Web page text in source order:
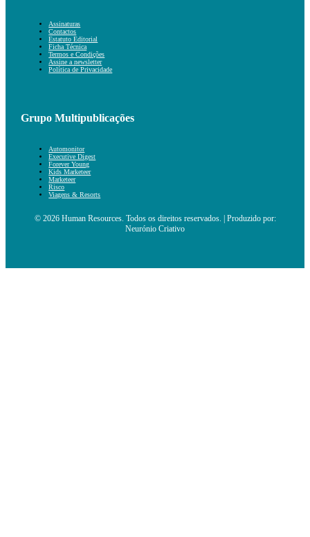
Assinaturas
Contactos
Estatuto Editorial
Ficha Técnica
Termos e Condições
Assine a newsletter
Política de Privacidade
Grupo Multipublicações
Automonitor
Executive Digest
Forever Young
Kids Marketeer
Marketeer
Risco
Viagens & Resorts
© 2026 Human Resources. Todos os direitos reservados. | Produzido por:
Neurónio Criativo